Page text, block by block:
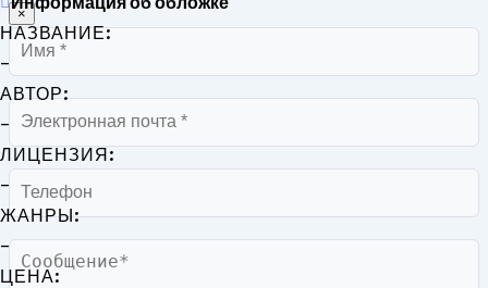
×
Имя
Электронная
почта
Телефон
Сообщение
НАЗВАНИЕ:
-
АВТОР:
-
ЛИЦЕНЗИЯ:
-
ЖАНРЫ:
-
ЦЕНА: